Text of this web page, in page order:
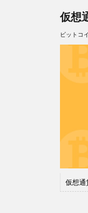
仮想
ビットコ
仮想通